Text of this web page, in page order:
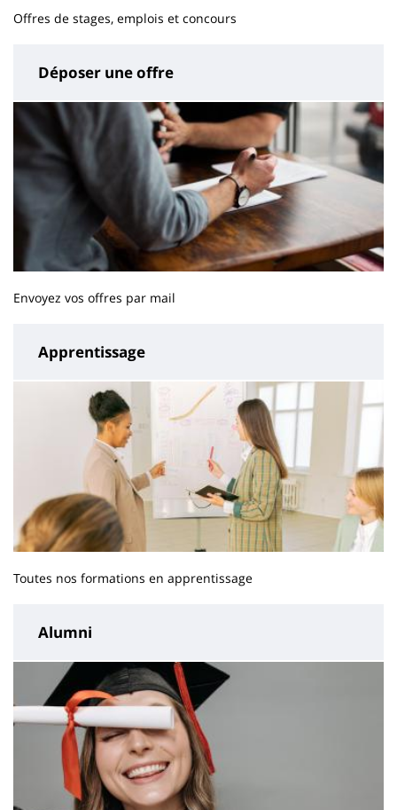
Offres de stages, emplois et concours
Déposer une offre
Envoyez vos offres par mail
Apprentissage
Toutes nos formations en apprentissage
Alumni